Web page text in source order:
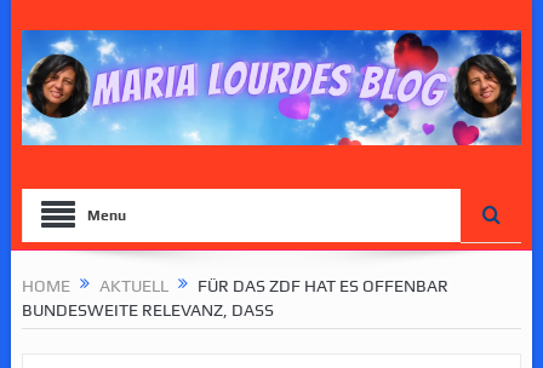
Menu
HOME AKTUELL
FÜR DAS ZDF HAT ES OFFENBAR
BUNDESWEITE RELEVANZ, DASS